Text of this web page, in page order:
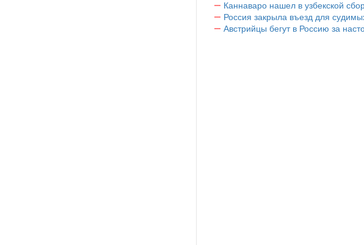
Каннаваро нашел в узбекской
Россия закрыла въезд для
Австрийцы бегут в Россию за